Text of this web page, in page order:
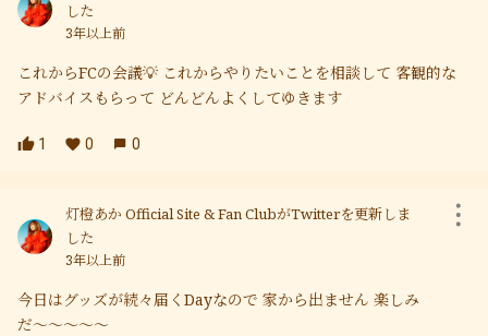
した
3年以上前
これからFCの会議💡 これからやりたいことを相談して 客観的な
アドバイスもらって どんどんよくしてゆきます
1 0 0
灯橙あか Official Site & Fan ClubがTwitterを更新しま
した
3年以上前
今日はグッズが続々届くDayなので 家から出ません 楽しみ
だ〜〜〜〜〜